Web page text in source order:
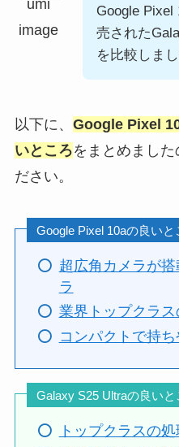
Google Pixel
売された
を比較しまし
以下に、 Google Pixel
いところをまとめました
ださい。
Google Pixel 10aの良いと
超広角カメラが
ラ
業界トップクラ
コンパクトで持
Galaxy S25 Ultraの良いと
トップクラスの